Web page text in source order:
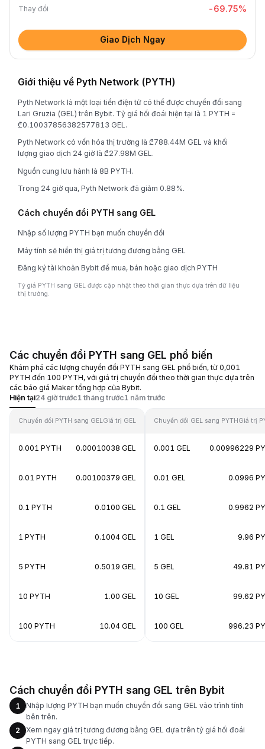
Thay đổi -69.75%
Giao Dịch Ngay
Giới thiệu về Pyth Network (PYTH)
Pyth Network là một loại tiền điện tử có thể được chuyển đổi sang
Lari Gruzia (GEL) trên Bybit. Tỷ giá hối đoái hiện tại là 1 PYTH =
₾0.10037856382577813 GEL.
Pyth Network có vốn hóa thị trường là ₾788.44M GEL và khối
lượng giao dịch 24 giờ là ₾27.98M GEL.
Nguồn cung lưu hành là 8B PYTH.
Trong 24 giờ qua, Pyth Network đã giảm 0.88%.
Cách chuyển đổi PYTH sang GEL
Nhập số lượng PYTH bạn muốn chuyển đổi
Máy tính sẽ hiển thị giá trị tương đương bằng GEL
Đăng ký tài khoản Bybit để mua, bán hoặc giao dịch PYTH
Tỷ giá PYTH sang GEL được cập nhật theo thời gian thực dựa trên dữ liệu
thị trường.
Các chuyển đổi PYTH sang GEL phổ biến
Khám phá các lượng chuyển đổi PYTH sang GEL phổ biến, từ 0,001
PYTH đến 100 PYTH, với giá trị chuyển đổi theo thời gian thực dựa trên
các báo giá Maker tổng hợp của Bybit.
Hiện tại24 giờ trước1 tháng trước1 năm trước
Chuyển đổi PYTH sang GELGiá trị GEL
0.001 PYTH 0.00010038 GEL
0.01 PYTH 0.00100379 GEL
0.1 PYTH 0.0100 GEL
1 PYTH 0.1004 GEL
5 PYTH 0.5019 GEL
10 PYTH 1.00 GEL
100 PYTH 10.04 GEL
Chuyển đổi GEL sang PYTHGiá trị
0.001 GEL 0.00996229
0.01 GEL 0.0996
0.1 GEL 0.9962
1 GEL 9.96
5 GEL 49.81
10 GEL 99.62
100 GEL 996.23
Cách chuyển đổi PYTH sang GEL trên Bybit
1
Nhập lượng PYTH bạn muốn chuyển đổi sang GEL vào trình tính
bên trên.
2
Xem ngay giá trị tương đương bằng GEL dựa trên tỷ giá hối đoái
PYTH sang GEL trực tiếp.